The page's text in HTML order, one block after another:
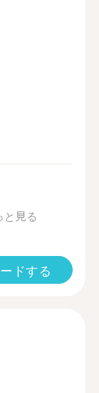
と見る
ドする